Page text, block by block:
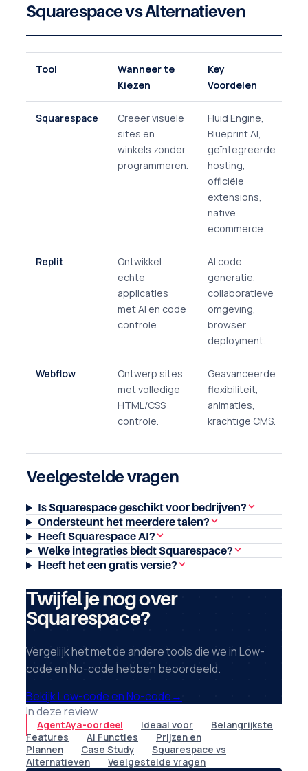
Squarespace vs Alternatieven
Tool
Wanneer te
Kiezen
Key
Voordelen
Squarespace
Creëer visuele
sites en
winkels zonder
programmeren.
Fluid Engine,
Blueprint AI,
geïntegreerde
hosting,
officiële
extensions,
native
ecommerce.
Replit
Ontwikkel
echte
applicaties
met AI en code
controle.
AI code
generatie,
collaboratieve
omgeving,
browser
deployment.
Webflow
Ontwerp sites
met volledige
HTML/CSS
controle.
Geavanceerde
flexibiliteit,
animaties,
krachtige CMS.
Veelgestelde vragen
Is Squarespace geschikt voor bedrijven?
Ondersteunt het meerdere talen?
Heeft Squarespace AI?
Welke integraties biedt Squarespace?
Heeft het een gratis versie?
Twijfel je nog over
Squarespace?
Vergelijk het met de andere tools die we in Low-
code en No-code hebben beoordeeld.
Bekijk Low-code en No-code→
In deze review
AgentAya-oordeel Ideaal voor
Belangrijkste
Features
AI Functies
Prijzen en
Plannen
Case Study
Squarespace vs
Alternatieven
Veelgestelde vragen